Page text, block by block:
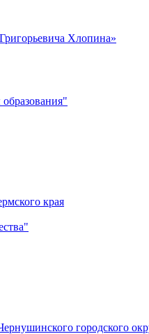
Хлопина»
края
городского